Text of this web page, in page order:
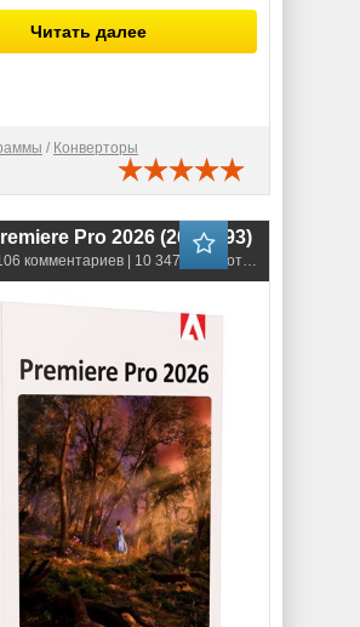
Читать далее
/ Конверторы
Pro 2026 (26.3.0.93)
комментариев | 10 347 просмотров